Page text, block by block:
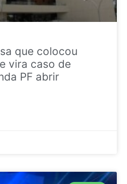
que colocou
vira caso de
PF abrir